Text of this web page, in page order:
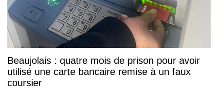
Beaujolais : quatre mois de prison pour avoir
utilisé une carte bancaire remise à un faux
coursier